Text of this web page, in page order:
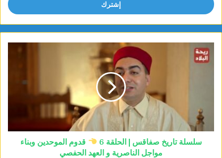
سلسلة تاريخ صفاقس | الحلقة 6
قدوم الموحدين وبناء
مواجل الناصرية و العهد الحفصي